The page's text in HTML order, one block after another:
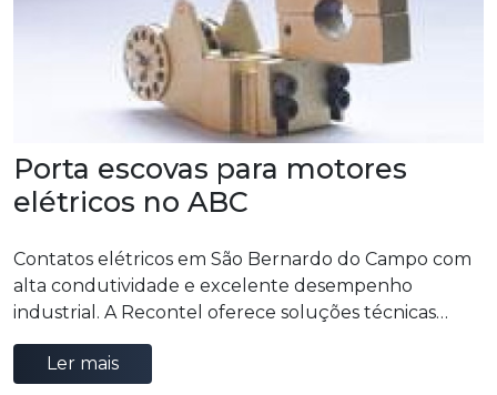
Porta escovas para motores
elétricos no ABC
Contatos elétricos em São Bernardo do Campo com
alta condutividade e excelente desempenho
industrial. A Recontel oferece soluções técnicas
confiáveis para sistemas elétricos que exigem
segurança, durabilidade e eficiência operacional.
Ler mais